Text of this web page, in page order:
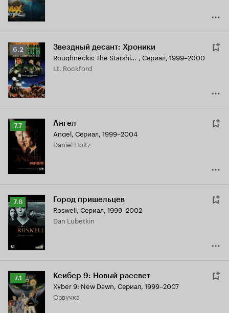
Рейтинг
Кинопоиска
6.2
6.2 Звездный десант: Хроники
Roughnecks: The Starship Troopers Chronicles , Сериал, 1999–2000
Lt. Rockford
Рейтинг
Кинопоиска
7.7
7.7 Ангел
Angel, Сериал, 1999–2004
Daniel Holtz
Рейтинг
Кинопоиска
7.8
7.8 Город пришельцев
Roswell, Сериал, 1999–2002
Dan Lubetkin
Рейтинг
Кинопоиска
7.1
7.1 Ксибер 9: Новый рассвет
Xyber 9: New Dawn, Сериал, 1999–2007
озвучка